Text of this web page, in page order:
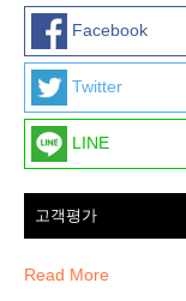
Facebook
Twitter
LINE
고객평가
Read More